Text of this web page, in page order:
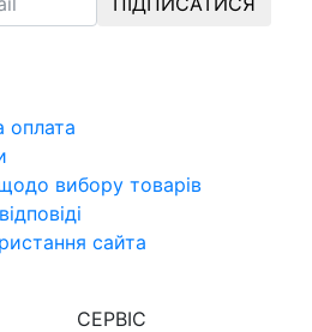
оплата
вибору товарiв
сайта
СЕРВIС